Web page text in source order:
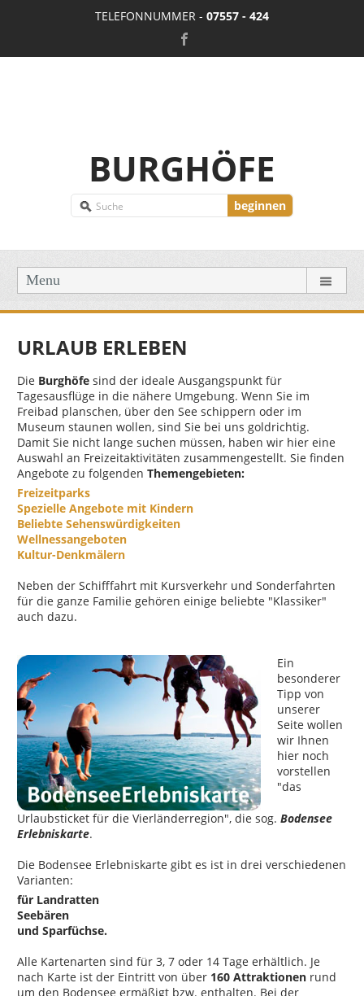
TELEFONNUMMER - 07557 - 424
BURGHÖFE
beginnen
Menu
URLAUB ERLEBEN
Die Burghöfe sind der ideale Ausgangspunkt für
Tagesausflüge in die nähere Umgebung. Wenn Sie im
Freibad planschen, über den See schippern oder im
Museum staunen wollen, sind Sie bei uns goldrichtig.
Damit Sie nicht lange suchen müssen, haben wir hier eine
Auswahl an Freizeitaktivitäten zusammengestellt. Sie finden
Angebote zu folgendenThemengebieten:
Freizeitparks
Spezielle Angebote mit Kindern
Beliebte Sehenswürdigkeiten
Wellnessangeboten
Kultur-Denkmälern
Neben der Schifffahrt mit Kursverkehr und Sonderfahrten
für die ganze Familie gehören einige beliebte "Klassiker"
auch dazu.
Ein
besonderer
Tipp von
unserer
Seite wollen
wir Ihnen
hier noch
vorstellen
"das
Urlaubsticket für die Vierländerregion", die sog.Bodensee
Erlebniskarte.
Die Bodensee Erlebniskarte gibt es ist in drei verschiedenen
Varianten:
für Landratten
Seebären
und Sparfüchse.
Alle Kartenarten sind für 3, 7 oder 14 Tage erhältlich. Je
nach Karte ist der Eintritt von über 160 Attraktionen rund
um den Bodensee ermäßigt bzw. enthalten. Bei der